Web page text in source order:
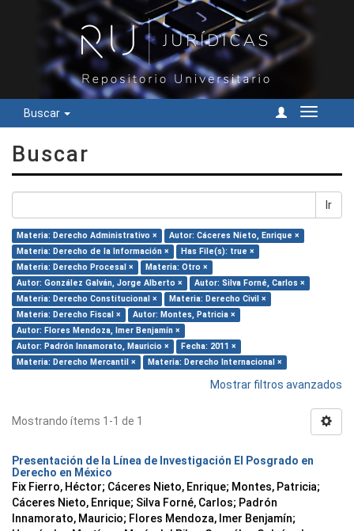
Buscar
Cambiar
Buscar
Ir
Materia: Derecho Administrativo ×
Autor: Cáceres Nieto, Enrique ×
Materia: Derecho de la Información ×
Has File(s): true ×
Materia: Derecho Procesal ×
Materia: Otro ×
Autor: González Galván, Jorge Alberto ×
Autor: Silva Forné, Carlos ×
Materia: Derecho Constitucional ×
Materia: Derecho Civil ×
Materia: Derecho Fiscal ×
Autor: Montes, Patricia ×
Autor: Flores Mendoza, Imer Benjamín ×
Autor: Padrón Innamorato, Mauricio ×
Fecha: 2011 ×
Materia: Derecho Mercantil ×
Materia: Derecho Internacional ×
Mostrar filtros avanzados
Mostrando ítems 1-1 de 1
Presentación de la Línea de Investigación El Posgrado en
Derecho en México
Fix Fierro, Héctor; Cáceres Nieto, Enrique; Montes, Patricia;
Cáceres Nieto, Enrique; Silva Forné, Carlos; Padrón
Innamorato, Mauricio; Flores Mendoza, Imer Benjamín;